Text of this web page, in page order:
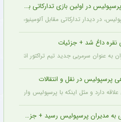
اولین بازی تدارکاتی برای این تیم + عکس
در دیدار تدارکاتی مقابل آلومینیوم
داغ شد + جزئیات
به عنوان سرمربی جدید تیم تراکتور انتخاب شد.
پرسپولیس در نقل و انتقالات
دارد و مثل اینکه با پرسپولیس وارد
مدیران پرسپولیس رسید + جزئیات